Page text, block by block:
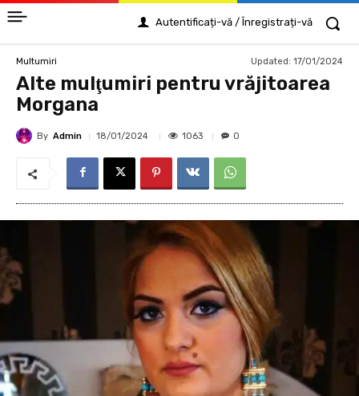
Autentificați-vă / Înregistrați-vă
Multumiri Updated: 17/01/2024
Alte mulţumiri pentru vrăjitoarea
Morgana
By Admin 18/01/2024 1063 0